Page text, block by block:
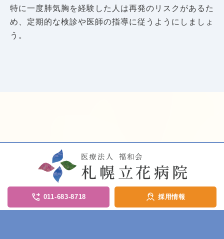
特に一度肺気胸を経験した人は再発のリスクがあるた
め、定期的な検診や医師の指導に従うようにしましょ
う。
011-683-8718 採用情報